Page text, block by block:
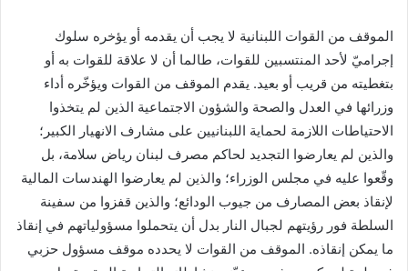
الموقف من القوات اللبنانية لا يجب أن يقدمه أو يؤخره سلوك
إجراميّ لأحد المنتسبين للقوات، طالما أن لا علاقة للقوات به أو
بتغطيته من قريب أو بعيد. يقدم الموقف من القوات ويؤخّره أداء
وزرائها في العدل والصحة والشؤون الاجتماعية الذين لم يتخذوا
الاحتياطات اللازمة لحماية اللبنانيين على مشارف الانهيار الكبير؛
والذين لم يعارضوا التجديد لحاكم مصرف لبنان رياض سلامة، بل
وقّعوا عليه في مجلس الوزراء؛ والذين لم يعارضوا الهندسات المالية
لإنقاذ بعض المصارف من جيوب الودائع؛ والذين قفزوا من سفينة
السلطة فور رؤيتهم لجبال النار بدل أن يتحملوا مسؤولياتهم في إنقاذ
ما يمكن إنقاذه. الموقف من القوات لا يحدده موقف مسؤول حزبي